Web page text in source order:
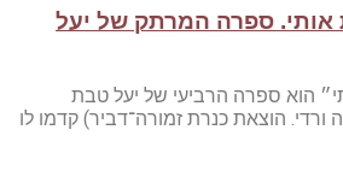
אותי. ספרה המרתק של יעל
הוא ספרה הרביעי של יעל טבת
הוצאת כנרת זמורה־דביר) קדמו לו